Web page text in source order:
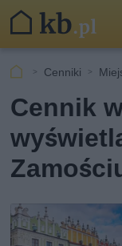
Cenniki
Cennik